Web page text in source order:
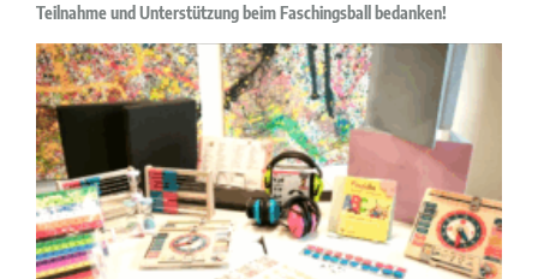
Teilnahme und Unterstützung beim Faschingsball bedanken!